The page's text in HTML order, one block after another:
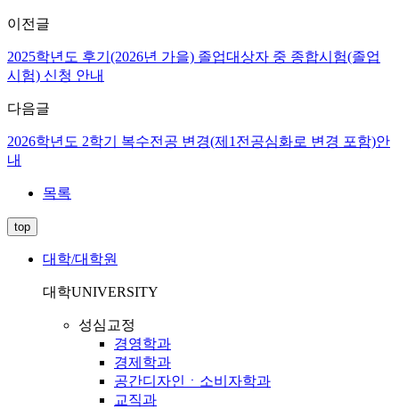
이전글
2025학년도 후기(2026년 가을) 졸업대상자 중 종합시험(졸업
시험) 신청 안내
다음글
2026학년도 2학기 복수전공 변경(제1전공심화로 변경 포함)안
내
목록
top
대학/대학원
대학UNIVERSITY
성심교정
경영학과
경제학과
공간디자인ㆍ소비자학과
교직과